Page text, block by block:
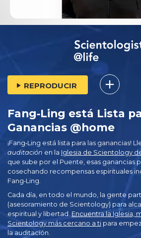
REPRODUCIR
Fang‑Ling está Lista
Ganancias @home
¡Fang‑Ling está lista para las ganancias!
auditación en la Iglesia de Scientology
que sube por el Puente, esas ganancias
cosechando recompensas espirituales
Fang‑Ling.
Cada día, en todo el mundo, la gente
(asesoramiento de Scientology) para
espiritual y libertad. Encuentra la Iglesia,
Scientology más cercano a ti para
la auditación.